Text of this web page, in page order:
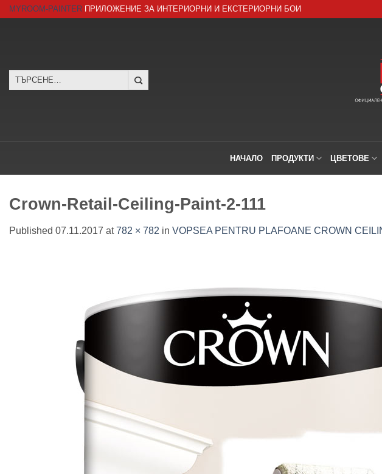
SkipMYROOM-PAINTER ПРИЛОЖЕНИЕ ЗА ИНТЕРИОРНИ И ЕКСТЕРИОРНИ БОИ
Търсене
НАЧАЛО ПРОДУКТИ ЦВЕТОВЕ
Crown-Retail-Ceiling-Paint-2-111
Published 07.11.2017 at782 × 782 in VOPSEA PENTRU PLAFOANE CROWN